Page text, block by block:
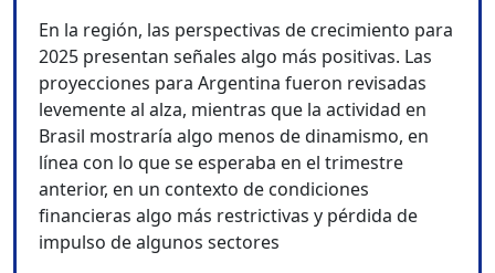
En la región, las perspectivas de crecimiento para
2025 presentan señales algo más positivas. Las
proyecciones para Argentina fueron revisadas
levemente al alza, mientras que la actividad en
Brasil mostraría algo menos de dinamismo, en
línea con lo que se esperaba en el trimestre
anterior, en un contexto de condiciones
financieras algo más restrictivas y pérdida de
impulso de algunos sectores